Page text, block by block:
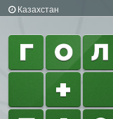
Казахстан